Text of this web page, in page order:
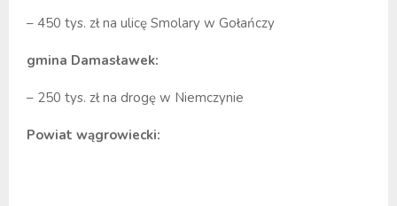
– 450 tys. zł na ulicę Smolary w Gołańczy
gmina Damasławek:
– 250 tys. zł na drogę w Niemczynie
Powiat wągrowiecki: